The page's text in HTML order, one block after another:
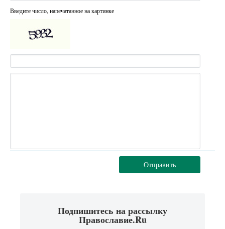
Введите число, напечатанное на картинке
Отправить
Подпишитесь на рассылку
Православие.Ru